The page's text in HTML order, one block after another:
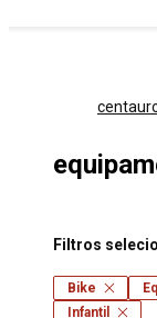
Filtros
Bike
Infantil